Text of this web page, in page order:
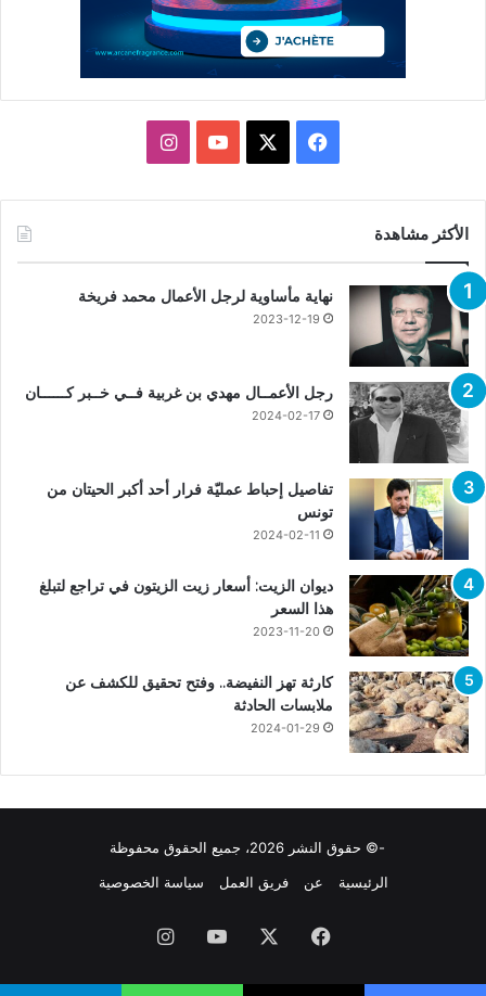
فيسبوك يوتيوبانستقرام
الأكثر مشاهدة
نهاية مأساوية لرجل الأعمال محمد فريخة
2023-12-19
رجل الأعمــال مهدي بن غربية فــي خــبر كــــــان
2024-02-17
تفاصيل إحباط عمليّة فرار أحد أكبر الحيتان من
تونس
2024-02-11
ديوان الزيت: أسعار زيت الزيتون في تراجع لتبلغ
هذا السعر
2023-11-20
كارثة تهز النفيضة.. وفتح تحقيق للكشف عن
ملابسات الحادثة
2024-01-29
-© حقوق النشر 2026، جميع الحقوق محفوظة
الرئيسية
عن فريق العمل سياسة الخصوصية
فيسبوك يوتيوبانستقرام